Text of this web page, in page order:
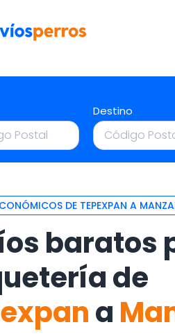
Destino
DE TEPEXPAN A
baratos
de
a